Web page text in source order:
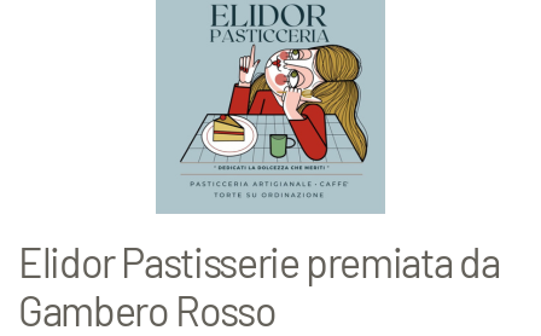
Elidor Pastisserie premiata da
Gambero Rosso